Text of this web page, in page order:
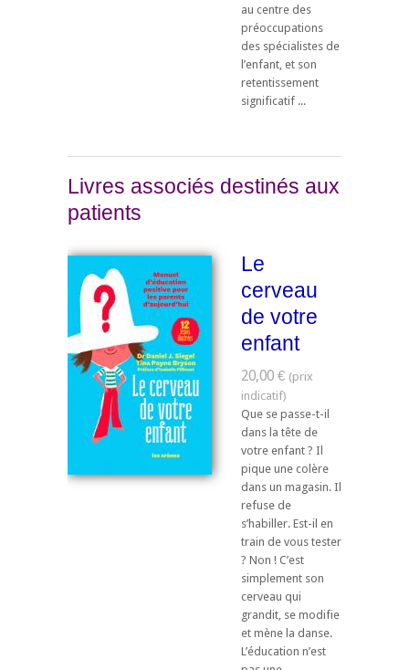
au centre des
préoccupations
des spécialistes de
l’enfant, et son
retentissement
significatif ...
Livres associés destinés aux
patients
Le
cerveau
de votre
enfant
20,00 €
Que se passe-t-il
dans la tête de
votre enfant ? Il
pique une colère
dans un magasin. Il
refuse de
s’habiller. Est-il en
train de vous tester
? Non ! C’est
simplement son
cerveau qui
grandit, se modifie
et mène la danse.
L’éducation n’est